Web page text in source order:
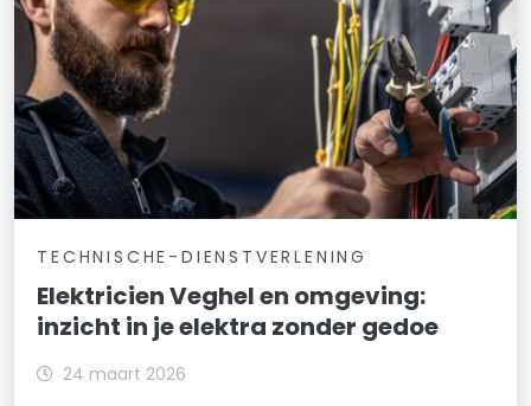
TECHNISCHE-DIENSTVERLENING
Elektricien Veghel en omgeving:
inzicht in je elektra zonder gedoe
24 maart 2026